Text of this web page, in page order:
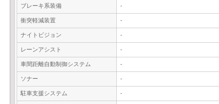
ブレーキ系装備 -
衝突軽減装置 -
ナイトビジョン -
レーンアシスト -
車間距離自動制御システム -
ソナー -
駐車支援システム -